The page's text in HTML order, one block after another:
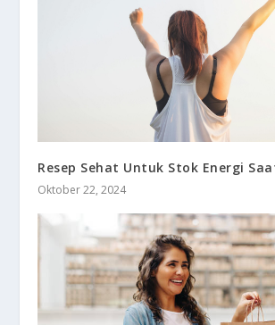
Resep Sehat Untuk Stok Energi
Oktober 22, 2024